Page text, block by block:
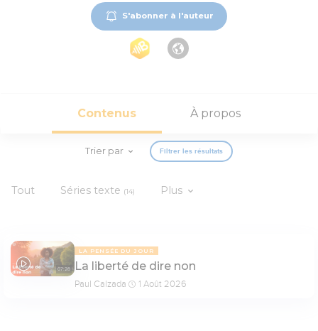
S'abonner à l'auteur
Contenus À propos
Trier par Filtrer les résultats
Tout Séries texte (14) Plus
07:28
LA PENSÉE DU JOUR
La liberté de dire non
Paul Calzada 1 Août 2026